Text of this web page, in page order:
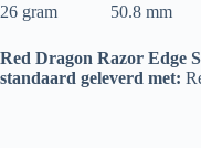
26 gram 50.8
Red Dragon Razor Edge
standaard geleverd met: